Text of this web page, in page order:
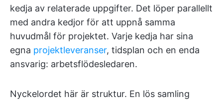
kedja av relaterade uppgifter. Det löper parallellt
med andra kedjor för att uppnå samma
huvudmål för projektet. Varje kedja har sina
egna projektleveranser, tidsplan och en enda
ansvarig: arbetsflödesledaren.
Nyckelordet här är struktur. En lös samling